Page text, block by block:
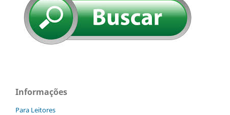
Informações
Para Leitores